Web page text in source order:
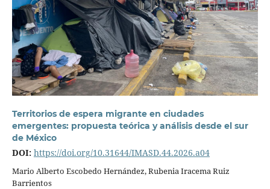
Territorios de espera migrante en ciudades
emergentes: propuesta teórica y análisis desde el sur
de México
DOI: https://doi.org/10.31644/IMASD.44.2026.a04
Mario Alberto Escobedo Hernández, Rubenia Iracema Ruiz
Barrientos